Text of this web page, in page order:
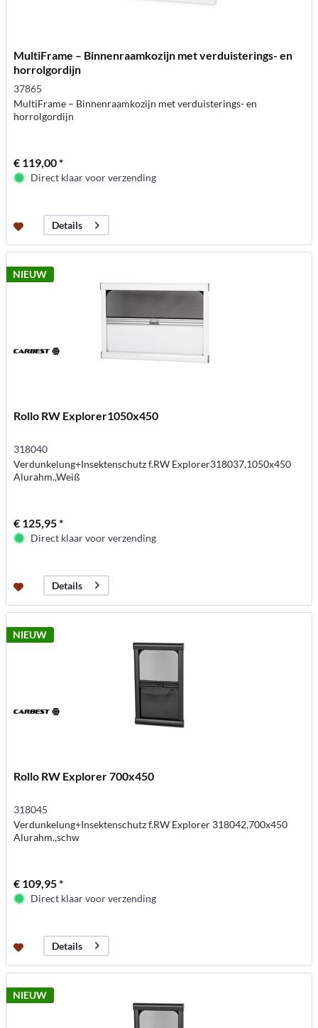
MultiFrame – Binnenraamkozijn met verduisterings- en
horrolgordijn
37865
MultiFrame – Binnenraamkozijn met verduisterings- en
horrolgordijn
€ 119,00 *
Direct klaar voor verzending
Details
NIEUW
Rollo RW Explorer1050x450
318040
Verdunkelung+Insektenschutz f.RW Explorer318037,1050x450
Alurahm.,Weiß
€ 125,95 *
Direct klaar voor verzending
Details
NIEUW
Rollo RW Explorer 700x450
318045
Verdunkelung+Insektenschutz f.RW Explorer 318042,700x450
Alurahm.,schw
€ 109,95 *
Direct klaar voor verzending
Details
NIEUW